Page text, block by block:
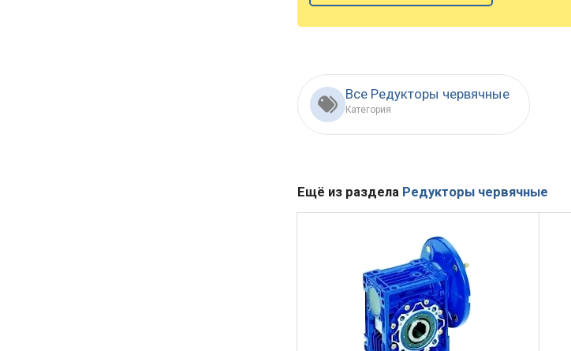
Все Редукторы червячные
Категория
Ещё из раздела Редукторы червячные